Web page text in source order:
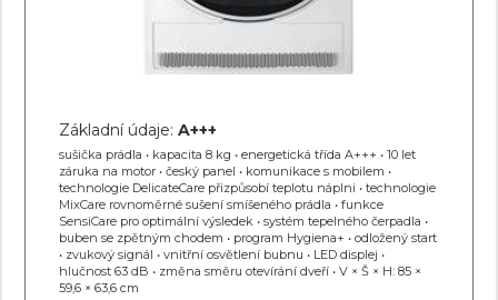
Základní údaje: A+++
sušička prádla • kapacita 8 kg • energetická třída A+++ • 10 let
záruka na motor • český panel • komunikace s mobilem •
technologie DelicateCare přizpůsobí teplotu náplni • technologie
MixCare rovnoměrné sušení smíšeného prádla • funkce
SensiCare pro optimální výsledek • systém tepelného čerpadla •
buben se zpětným chodem • program Hygiena+ • odložený start
• zvukový signál • vnitřní osvětlení bubnu • LED displej •
hlučnost 63 dB • změna směru otevírání dveří • V × Š × H: 85 ×
59,6 × 63,6 cm